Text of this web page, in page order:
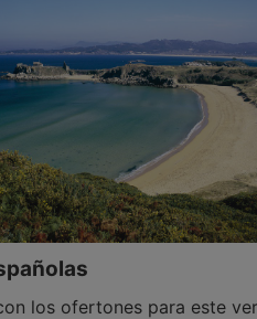
los ofertones para este